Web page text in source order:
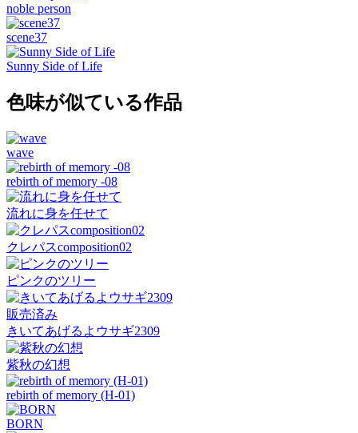
noble person
scene37
Sunny Side of Life
色味が似ている作品
wave
rebirth of memory -08
流れに身を任せて
クレパスcomposition02
ピンクのツリー
販売済み
きいてあげるよウサギ2309
紫秋の幻想
rebirth of memory (H-01)
BORN